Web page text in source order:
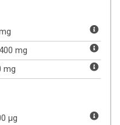
oxidatív stresszel szembeni
normál állapotának
Hozzájárul az
mg
mg
µg